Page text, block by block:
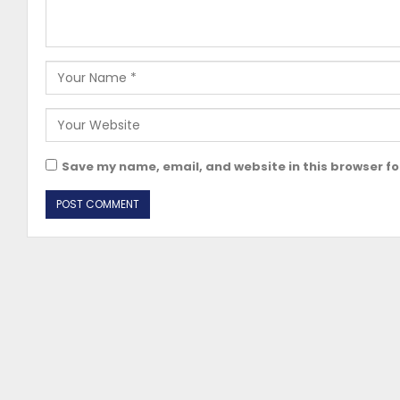
Save my name, email, and website in this browser